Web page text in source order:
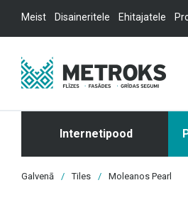
Meist Disaineritele Ehitajatele
Internetipood
Galvenā / Tiles / Moleanos Pearl